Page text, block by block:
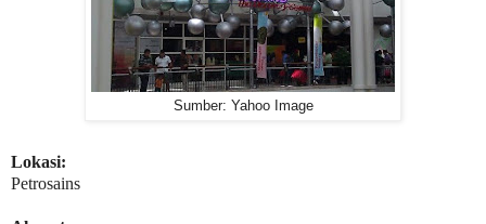
Sumber: Yahoo Image
Lokasi:
Petrosains